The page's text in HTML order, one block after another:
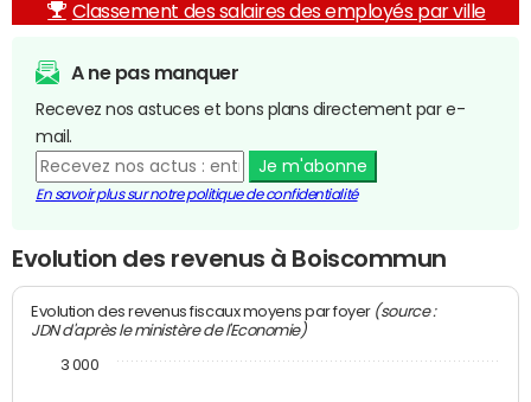
Classement des salaires des employés par ville
A ne pas manquer
Recevez nos astuces et bons plans directement par e-
mail.
Je m'abonne
En savoir plus sur notre politique de confidentialité
Evolution des revenus à Boiscommun
Evolution des revenus fiscaux moyens par foyer (source :
JDN d'après le ministère de l'Economie)
3 000